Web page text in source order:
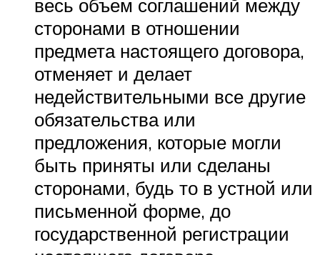
весь объем соглашений между
сторонами в отношении
предмета настоящего договора,
отменяет и делает
недействительными все другие
обязательства или
предложения, которые могли
быть приняты или сделаны
сторонами, будь то в устной или
письменной форме, до
государственной регистрации